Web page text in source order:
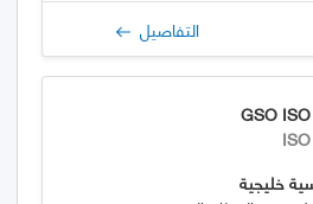
التفاصيل
GSO
خليجية